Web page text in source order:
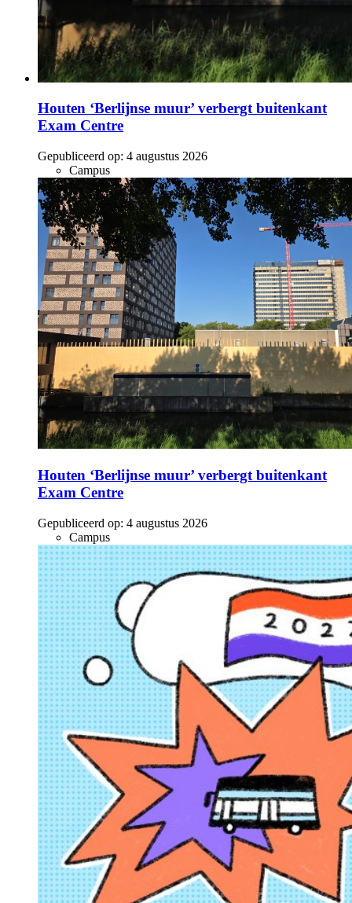
Houten ‘Berlijnse muur’ verbergt buitenkant
Exam Centre
Gepubliceerd op: 4 augustus 2026
Campus
Houten ‘Berlijnse muur’ verbergt buitenkant
Exam Centre
Gepubliceerd op: 4 augustus 2026
Campus